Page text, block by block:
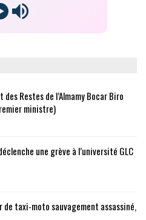
Restes de l’Almamy Bocar Biro
ministre)
une grève à l’université GLC
de taxi-moto sauvagement assassiné,